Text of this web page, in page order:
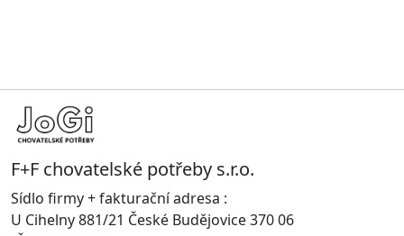
F+F chovatelské potřeby s.r.o.
Sídlo firmy + fakturační adresa :
U Cihelny 881/21 České Budějovice 370 06